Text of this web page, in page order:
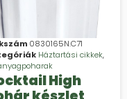
0830165N.C71
Háztartási cikkek,
High